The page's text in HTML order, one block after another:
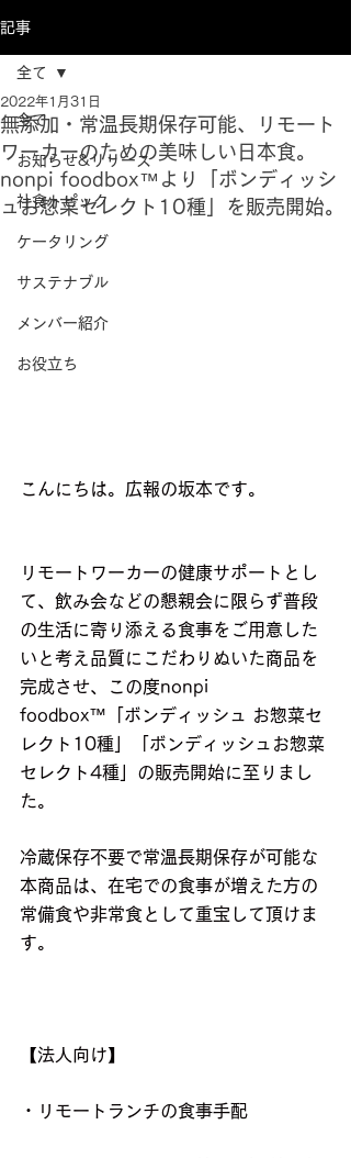
記事
全て
お知らせ&リリース
社食トピック
ケータリング
サステナブル
メンバー紹介
お役立ち
全て
無添加・常温長期保存可能、リモート
ワーカーのための美味しい日本食。
nonpi foodbox™より「ボンディッシ
ュお惣菜セレクト10種」を販売開始。
2022年1月31日
こんにちは。広報の坂本です。
リモートワーカーの健康サポートとし
て、飲み会などの懇親会に限らず普段
の生活に寄り添える食事をご用意した
いと考え品質にこだわりぬいた商品を
完成させ、この度nonpi
foodbox™「ボンディッシュ お惣菜セ
レクト10種」「ボンディッシュお惣菜
セレクト4種」の販売開始に至りまし
た。
冷蔵保存不要で常温長期保存が可能な
本商品は、在宅での食事が増えた方の
常備食や非常食として重宝して頂けま
す。
【法人向け】
・リモートランチの食事手配